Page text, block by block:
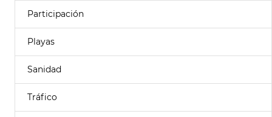
Participación
Playas
Sanidad
Tráfico